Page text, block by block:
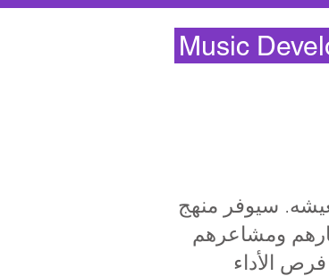
Music
سيوفر منهج
ومشاعرهم
الأداء